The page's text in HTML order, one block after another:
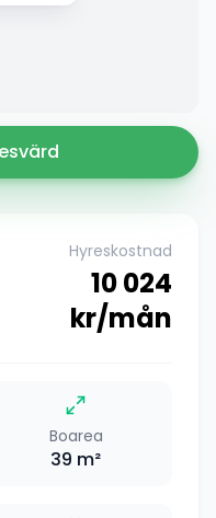
Hyreskostnad
10 024
kr/mån
Boarea
39 m²